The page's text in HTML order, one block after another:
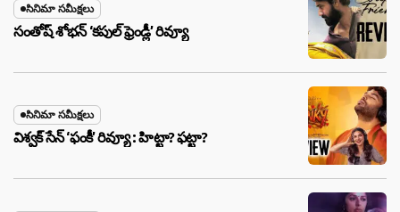
సినిమా సమీక్షలు
సంతోష్ శోభన్ ‘కపుల్ ఫ్రెండ్లీ’ రివ్యూ
సినిమా సమీక్షలు
విశ్వక్ సేన్ ‘ఫంకీ’ రివ్యూ : హిట్టా? ఫట్టా?